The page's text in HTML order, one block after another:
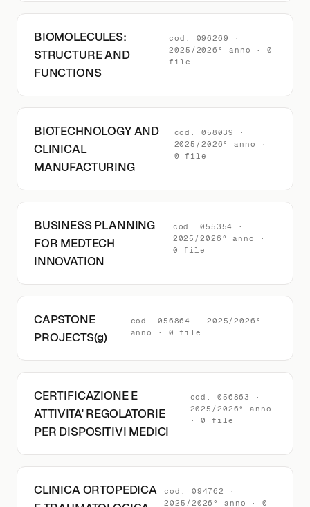
BIOMOLECULES:
STRUCTURE AND
FUNCTIONS
cod. 096269 ·
2025/2026° anno · 0
file
BIOTECHNOLOGY AND
CLINICAL
MANUFACTURING
cod. 058039 ·
2025/2026° anno ·
0 file
BUSINESS PLANNING
FOR MEDTECH
INNOVATION
cod. 055354 ·
2025/2026° anno ·
0 file
CAPSTONE
PROJECTS(g)
cod. 056864 · 2025/2026°
anno · 0 file
CERTIFICAZIONE E
ATTIVITA' REGOLATORIE
PER DISPOSITIVI MEDICI
cod. 056863 ·
2025/2026° anno
· 0 file
CLINICA ORTOPEDICA
cod. 094762 ·
2025/2026° anno · 0